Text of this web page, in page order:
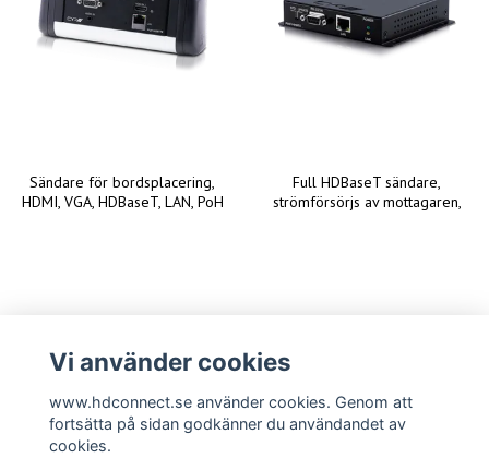
Sändare för bordsplacering,
HDMI, VGA, HDBaseT, LAN, PoH
Full HDBaseT sändare,
strömförsörjs av mottagaren,
Vi använder cookies
www.hdconnect.se använder cookies. Genom att
fortsätta på sidan godkänner du användandet av
cookies.